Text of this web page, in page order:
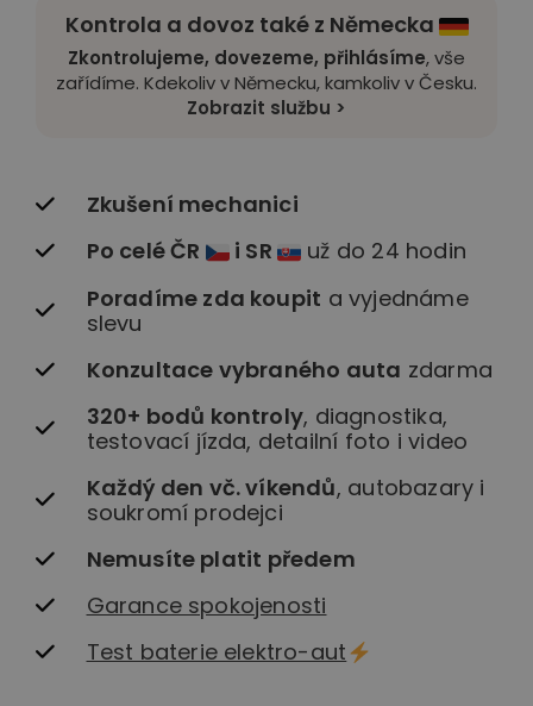
Kontrola a dovoz také z Německa
Zkontrolujeme, dovezeme, přihlásíme, vše
zařídíme. Kdekoliv v Německu, kamkoliv v Česku.
Zobrazit službu >
Zkušení mechanici
Po celé ČR
i SR
už do 24 hodin
Poradíme zda koupit a vyjednáme
slevu
Konzultace vybraného auta zdarma
320+ bodů kontroly, diagnostika,
testovací jízda, detailní foto i video
Každý den vč. víkendů, autobazary i
soukromí prodejci
Nemusíte platit předem
Garance spokojenosti
Test baterie elektro-aut